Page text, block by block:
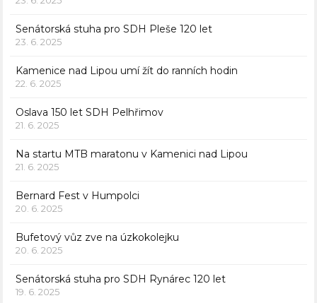
Senátorská stuha pro SDH Pleše 120 let
23. 6. 2025
Kamenice nad Lipou umí žít do ranních hodin
22. 6. 2025
Oslava 150 let SDH Pelhřimov
21. 6. 2025
Na startu MTB maratonu v Kamenici nad Lipou
21. 6. 2025
Bernard Fest v Humpolci
20. 6. 2025
Bufetový vůz zve na úzkokolejku
20. 6. 2025
Senátorská stuha pro SDH Rynárec 120 let
19. 6. 2025